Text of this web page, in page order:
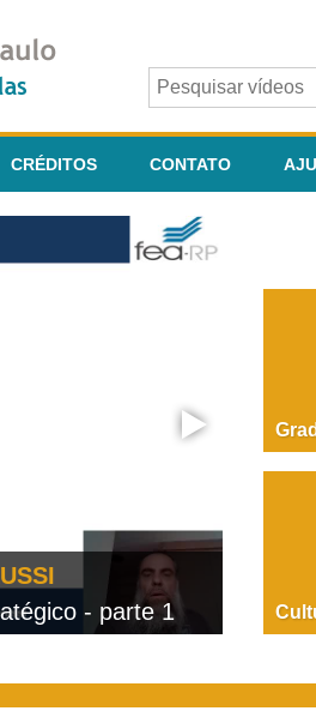
CRÉDITOS CONTATO
- parte 1